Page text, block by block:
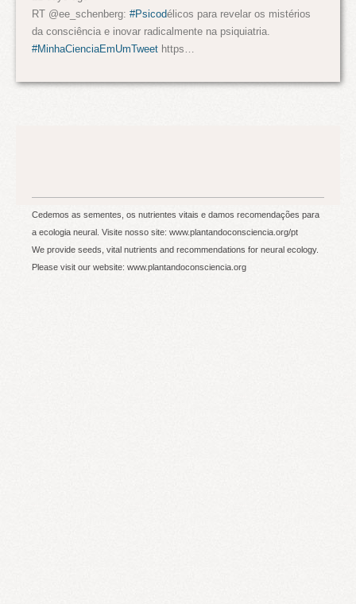
RT @ee_schenberg: #Psicodélicos para revelar os mistérios
da consciência e inovar radicalmente na psiquiatria.
#MinhaCienciaEmUmTweet https…
Cedemos as sementes, os nutrientes vitais e damos recomendações para
a ecologia neural. Visite nosso site: www.plantandoconsciencia.org/pt
We provide seeds, vital nutrients and recommendations for neural ecology.
Please visit our website: www.plantandoconsciencia.org